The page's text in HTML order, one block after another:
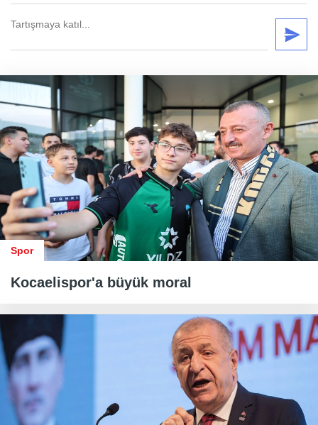
Spor
Kocaelispor'a büyük moral